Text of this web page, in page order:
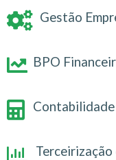
Gestão
BPO
Terceirização